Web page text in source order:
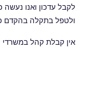
לקבל עדכון ואנו
ולטפל בתקלה בהקדם
אין קבלת קהל